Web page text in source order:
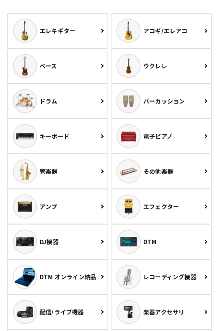
エレキギター アコギ/エレアコ
ベース ウクレレ
ドラム パーカッション
キーボード 電子ピアノ
管楽器 その他楽器
アンプ エフェクター
DJ機器 DTM
DTM オンライン納品 レコーディング機器
配信/ライブ機器 楽器アクセサリ